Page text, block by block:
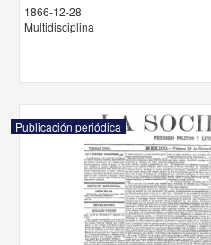
1866-12-28
Multidisciplina
Publicación periódica